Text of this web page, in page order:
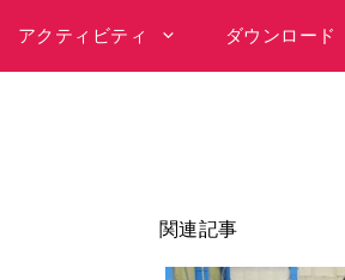
アクティビティ ダウンロード
関連記事